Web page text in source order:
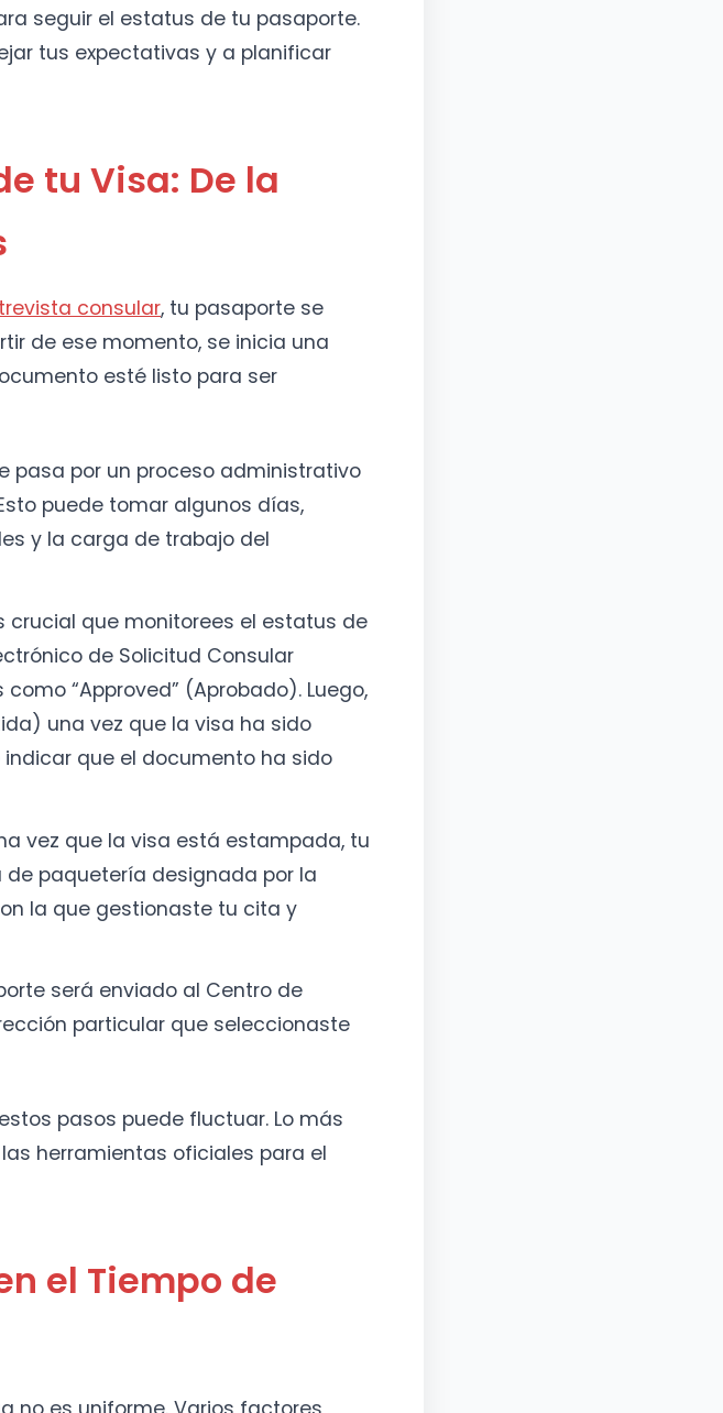
seguir el estatus de tu pasaporte.
tus expectativas y a planificar
tu Visa: De la
consular, tu pasaporte se
de ese momento, se inicia una
esté listo para ser
pasa por un proceso administrativo
puede tomar algunos días,
y la carga de trabajo del
crucial que monitorees el estatus de
de Solicitud Consular
“Approved” (Aprobado). Luego,
una vez que la visa ha sido
que el documento ha sido
vez que la visa está estampada, tu
paquetería designada por la
la que gestionaste tu cita y
será enviado al Centro de
particular que seleccionaste
pasos puede fluctuar. Lo más
herramientas oficiales para el
el Tiempo de